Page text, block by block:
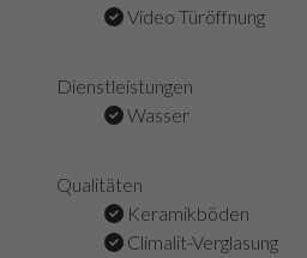
Video Türöffnung
Dienstleistungen
Wasser
Qualitäten
Keramikböden
Climalit-Verglasung